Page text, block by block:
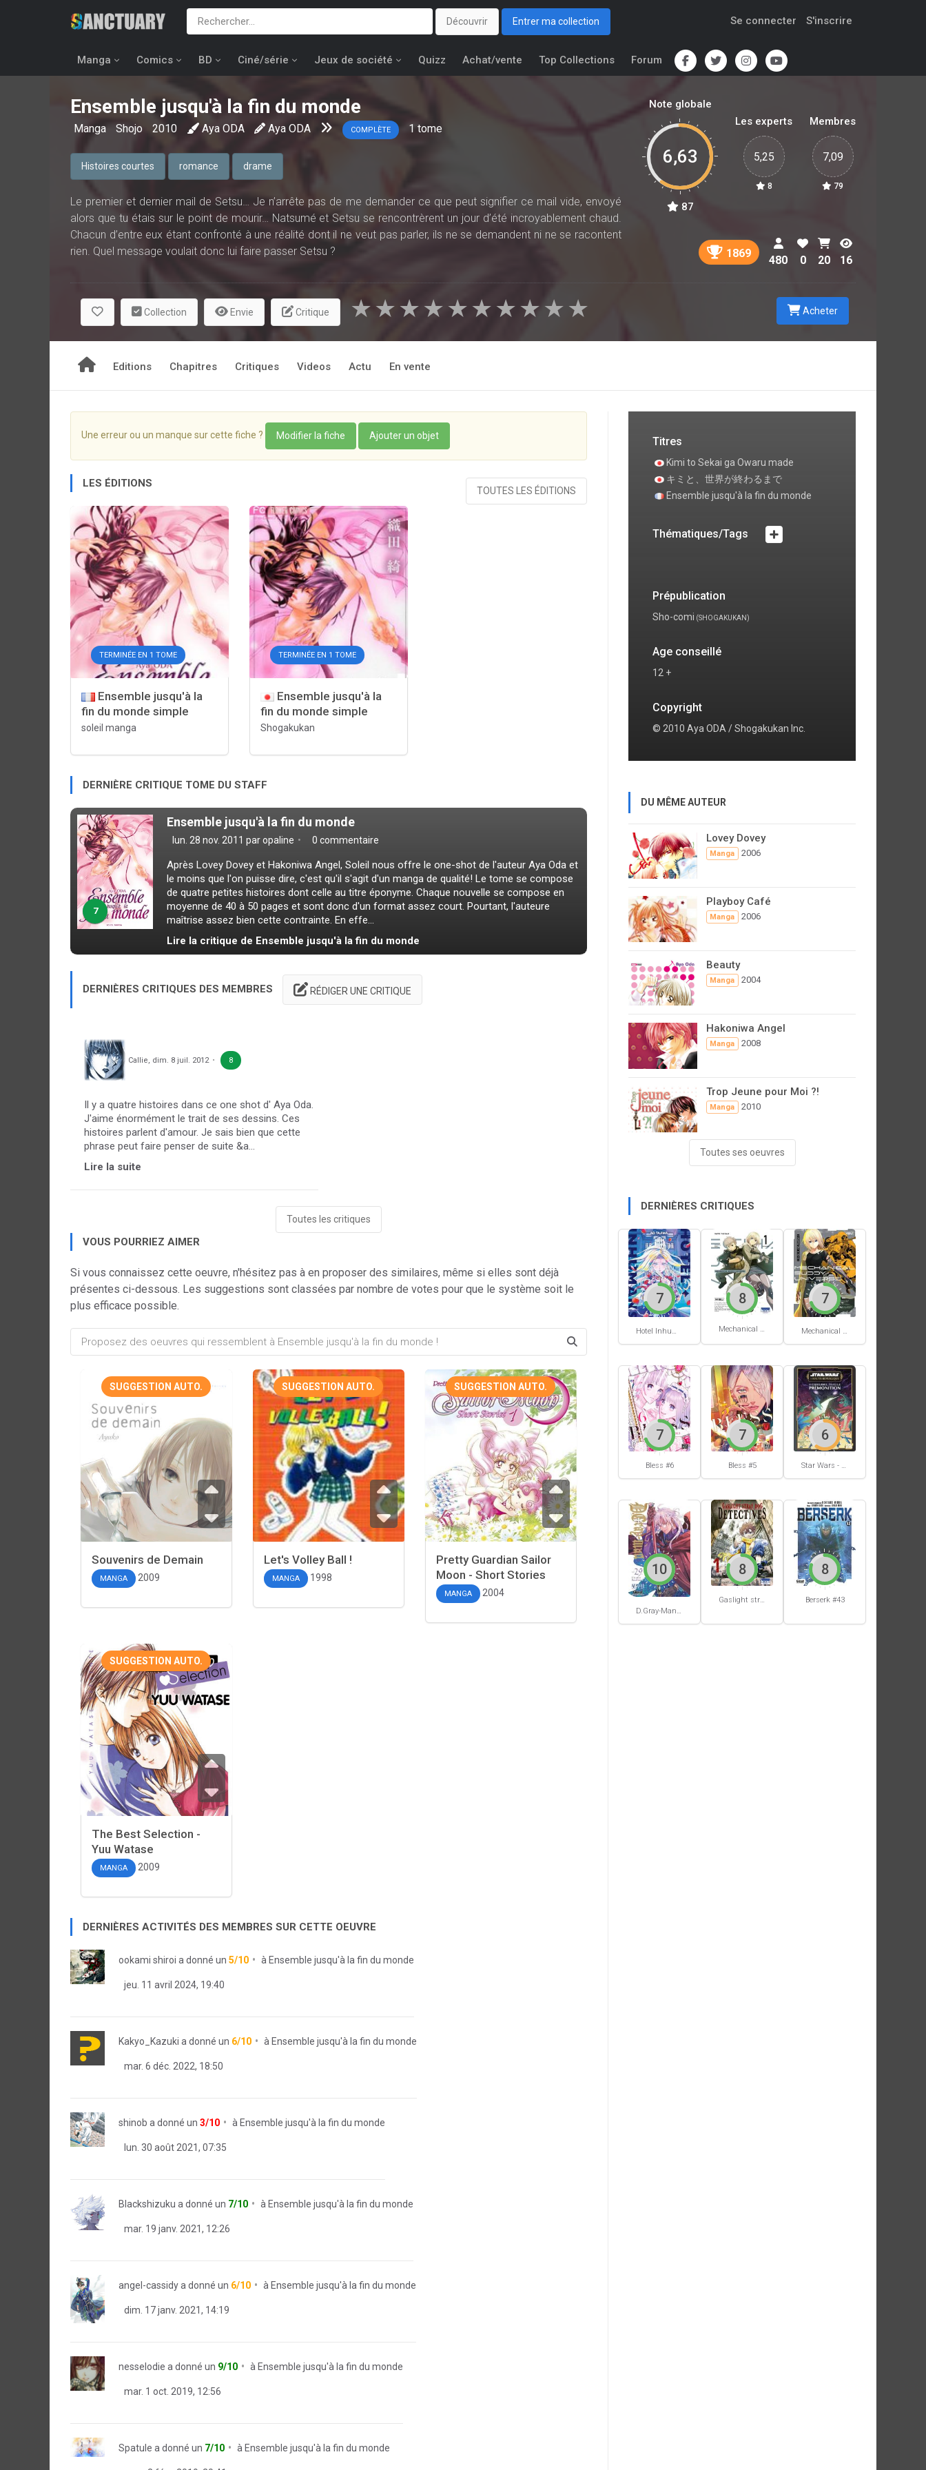
Découvrir Entrer ma collection Se connecter S'inscrire
Manga Comics BD Ciné/série Jeux de société Quizz Achat/vente Top Collections Forum
Ensemble jusqu'à la fin du monde
Manga Shojo 2010 Aya ODA Aya ODA COMPLÈTE 1 tome
Histoires courtes romance drame
Le premier et dernier mail de Setsu… Je n’arrête pas de me demander ce que peut signifier ce mail vide, envoyé
alors que tu étais sur le point de mourir… Natsumé et Setsu se rencontrèrent un jour d’été incroyablement chaud.
Chacun d’entre eux étant confronté à une réalité dont il ne veut pas parler, ils ne se demandent ni ne se racontent
rien. Quel message voulait donc lui faire passer Setsu ?
Note globale
6,63
87
Les experts
5,25
8
Membres
7,09
79
1869
480 0 20 16
Collection Envie Critique ★
★
★
★
★
★
★
★
★
★ Acheter
Editions Chapitres Critiques Videos Actu En vente
Une erreur ou un manque sur cette fiche ? Modifier la fiche Ajouter un objet
LES ÉDITIONS
TOUTES LES ÉDITIONS
TERMINÉE EN 1 TOME
Ensemble jusqu'à la
fin du monde simple
soleil manga
TERMINÉE EN 1 TOME
Ensemble jusqu'à la
fin du monde simple
Shogakukan
DERNIÈRE CRITIQUE TOME DU STAFF
7
Ensemble jusqu'à la fin du monde
lun. 28 nov. 2011 paropaline 0 commentaire
Après Lovey Dovey et Hakoniwa Angel, Soleil nous offre le one-shot de l'auteur Aya Oda et
le moins que l'on puisse dire, c'est qu'il s'agit d'un manga de qualité! Le tome se compose
de quatre petites histoires dont celle au titre éponyme. Chaque nouvelle se compose en
moyenne de 40 à 50 pages et sont donc d'un format assez court. Pourtant, l'auteure
maîtrise assez bien cette contrainte. En effe...
Lire la critique de Ensemble jusqu'à la fin du monde
DERNIÈRES CRITIQUES DES MEMBRES RÉDIGER UNE CRITIQUE
Callie, dim. 8 juil. 2012 8
Il y a quatre histoires dans ce one shot d' Aya Oda.
J'aime énormément le trait de ses dessins. Ces
histoires parlent d'amour. Je sais bien que cette
phrase peut faire penser de suite &a...
Lire la suite
Toutes les critiques
VOUS POURRIEZ AIMER
Si vous connaissez cette oeuvre, n'hésitez pas à en proposer des similaires, même si elles sont déjà
présentes ci-dessous. Les suggestions sont classées par nombre de votes pour que le système soit le
plus efficace possible.
SUGGESTION AUTO.
Souvenirs de Demain
MANGA 2009
SUGGESTION AUTO.
Let's Volley Ball !
MANGA 1998
SUGGESTION AUTO.
Pretty Guardian Sailor
Moon - Short Stories
MANGA 2004
SUGGESTION AUTO.
The Best Selection -
Yuu Watase
MANGA 2009
DERNIÈRES ACTIVITÉS DES MEMBRES SUR CETTE OEUVRE
ookami shiroi a donné un 5/10 à Ensemble jusqu'à la fin du monde
jeu. 11 avril 2024, 19:40
Kakyo_Kazuki a donné un 6/10 à Ensemble jusqu'à la fin du monde
mar. 6 déc. 2022, 18:50
shinob a donné un 3/10 à Ensemble jusqu'à la fin du monde
lun. 30 août 2021, 07:35
Blackshizuku a donné un 7/10 à Ensemble jusqu'à la fin du monde
mar. 19 janv. 2021, 12:26
angel-cassidya donné un 6/10 à Ensemble jusqu'à la fin du monde
dim. 17 janv. 2021, 14:19
nesselodie a donné un 9/10 à Ensemble jusqu'à la fin du monde
mar. 1 oct. 2019, 12:56
Spatule a donné un 7/10 à Ensemble jusqu'à la fin du monde
Titres
Kimi to Sekai ga Owaru made
キミと、世界が終わるまで
Ensemble jusqu'à la fin du monde
Thématiques/Tags
Prépublication
Sho-comi (SHOGAKUKAN)
Age conseillé
12 +
Copyright
© 2010 Aya ODA / Shogakukan Inc.
DU MÊME AUTEUR
Lovey Dovey
Manga 2006
Playboy Café
Manga 2006
Beauty
Manga 2004
Hakoniwa Angel
Manga 2008
Trop Jeune pour Moi ?!
Manga 2010
Toutes ses oeuvres
DERNIÈRES CRITIQUES
Hotel Inhumans #1
7
Mechanical Buddy Universe #1
8
Mechanical Buddy Universe #0
7
Bless #6
7
Bless #5
7
Star Wars - La Haute République - Un équilibre fragile
6
D.Gray-Man #29
10
Gaslight stray dog detectives #1
8
Berserk #43
8